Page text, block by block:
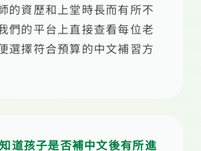
的資歷和上堂時長而有所不
們的平台上直接查看每位老
選擇符合預算的中文補習方
道孩子是否補中文後有所進